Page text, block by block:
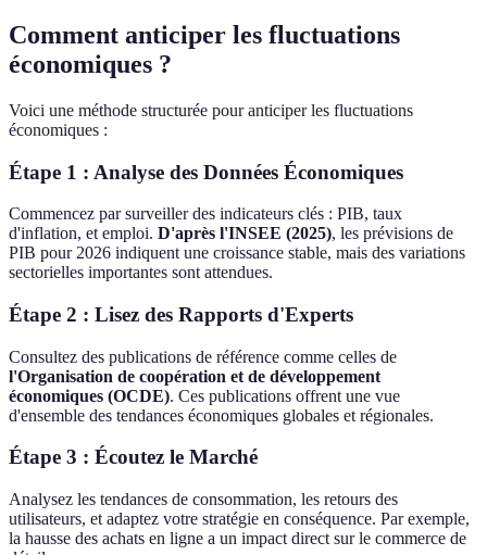
Comment anticiper les fluctuations
économiques ?
Voici une méthode structurée pour anticiper les fluctuations
économiques :
Étape 1 : Analyse des Données Économiques
Commencez par surveiller des indicateurs clés : PIB, taux
d'inflation, et emploi. D'après l'INSEE (2025), les prévisions de
PIB pour 2026 indiquent une croissance stable, mais des variations
sectorielles importantes sont attendues.
Étape 2 : Lisez des Rapports d'Experts
Consultez des publications de référence comme celles de
l'Organisation de coopération et de développement
économiques (OCDE). Ces publications offrent une vue
d'ensemble des tendances économiques globales et régionales.
Étape 3 : Écoutez le Marché
Analysez les tendances de consommation, les retours des
utilisateurs, et adaptez votre stratégie en conséquence. Par exemple,
la hausse des achats en ligne a un impact direct sur le commerce de